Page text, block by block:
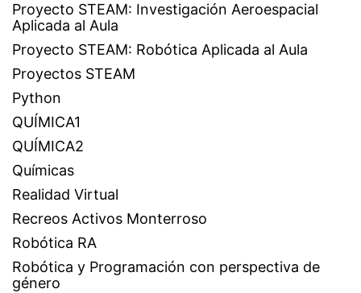
Proyecto STEAM: Investigación Aeroespacial
Aplicada al Aula
Proyecto STEAM: Robótica Aplicada al Aula
Proyectos STEAM
Python
QUÍMICA1
QUÍMICA2
Químicas
Realidad Virtual
Recreos Activos Monterroso
Robótica RA
Robótica y Programación con perspectiva de
género